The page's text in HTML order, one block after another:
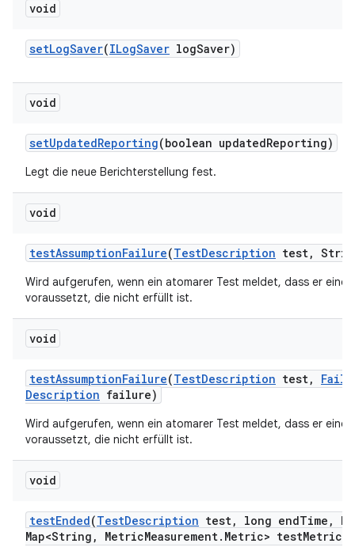
void
setLogSaver(ILogSaver logSaver)
void
setUpdatedReporting(boolean updatedReporting)
Legt die neue Berichterstellung fest.
void
testAssumptionFailure(TestDescription test,
Wird aufgerufen, wenn ein atomarer Test meldet, dass er eine
voraussetzt, die nicht erfüllt ist.
void
testAssumptionFailure(TestDescription test,
Description failure)
Wird aufgerufen, wenn ein atomarer Test meldet, dass er eine
voraussetzt, die nicht erfüllt ist.
void
testEnded(TestDescription test, long endTime ,
Map<String , MetricMeasurement. Metric> testMetrics)